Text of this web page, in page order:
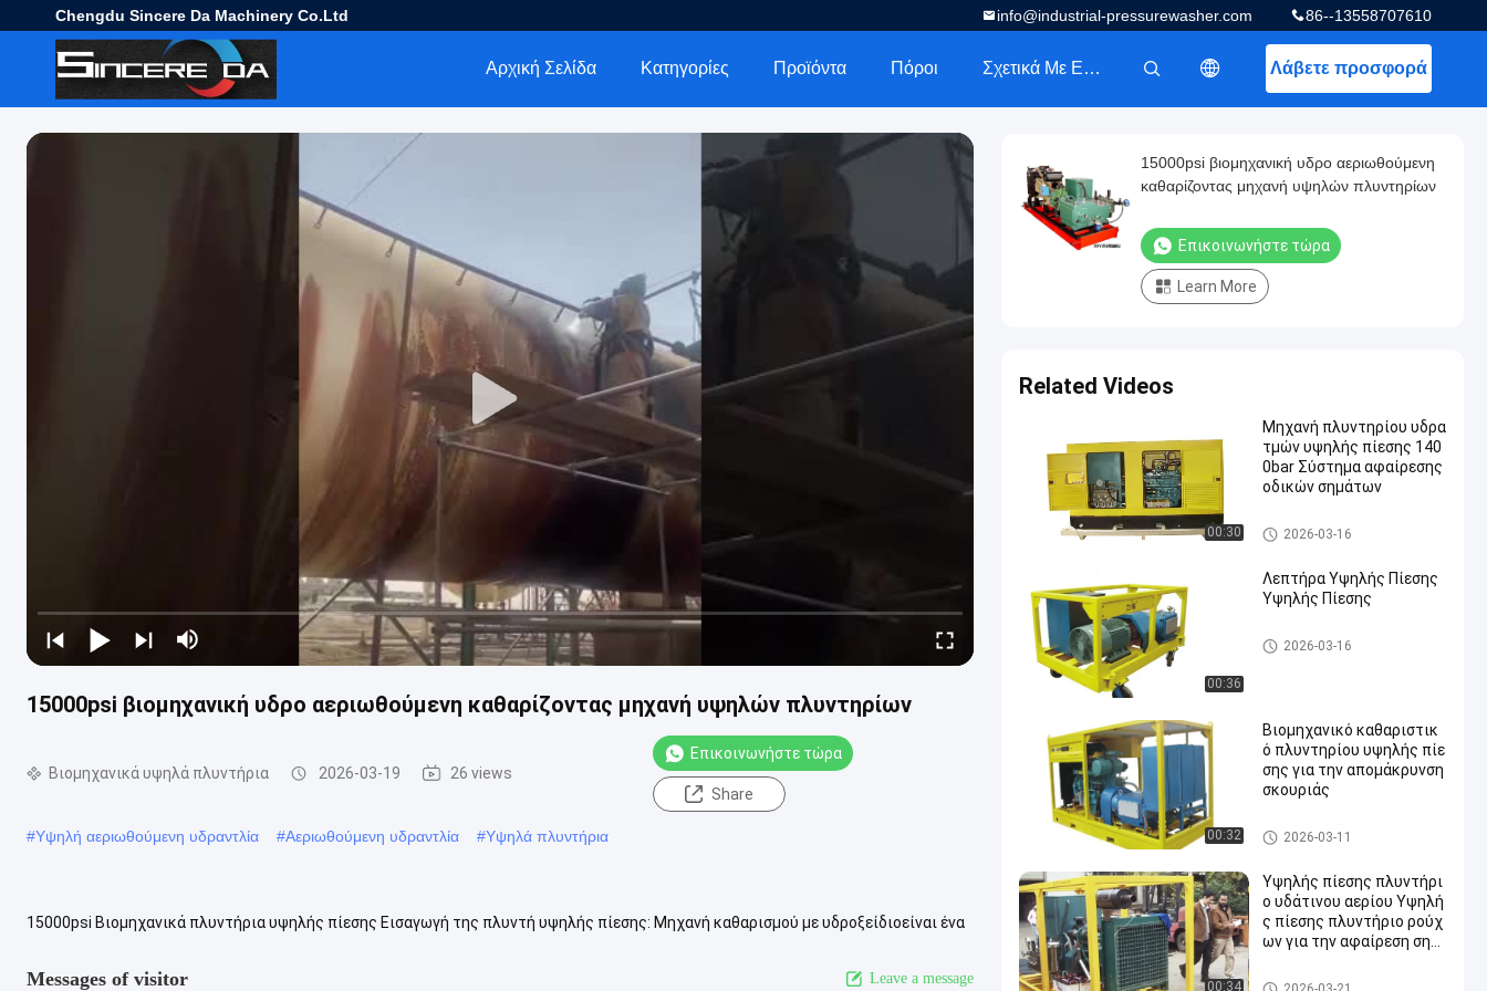
Chengdu Sincere Da Machinery Co.Ltd 86--13558707610
info@industrial-pressurewasher.com
Λάβετε προσφορά
Αρχική Σελίδα Κατηγορίες Προϊόντα Πόροι Σχετικά Με Εμάς
15000psi βιομηχανική υδρο αεριωθούμενη καθαρίζοντας μηχανή υψηλών πλυντηρίων
Βιομηχανικά υψηλά πλυντήρια 2026-03-19 26 views
Επικοινωνήστε τώρα
Share
#Υψηλή αεριωθούμενη υδραντλία #Αεριωθούμενη υδραντλία #Υψηλά πλυντήρια
15000psi Βιομηχανικά πλυντήρια υψηλής πίεσης Εισαγωγή της πλυντή υψηλής πίεσης: Μηχανή καθαρισμού με υδροξείδιοείναι ένα
Messages of visitor Leave a message
15000psi βιομηχανική υδρο αεριωθούμενη
καθαρίζοντας μηχανή υψηλών πλυντηρίων
Επικοινωνήστε τώρα
Learn More
Related Videos
00:30
Μηχανή πλυντηρίου υδρα
τμών υψηλής πίεσης 140
0bar Σύστημα αφαίρεσης
οδικών σημάτων
Βιομηχανικά υψηλά πλυντήρι
α
2026-03-16
00:36
Λεπτήρα Υψηλής Πίεσης
Υψηλής Πίεσης
Βιομηχανικά υψηλά πλυντήρι
α
2026-03-16
00:32
Βιομηχανικό καθαριστικ
ό πλυντηρίου υψηλής πίε
σης για την απομάκρυνση
σκουριάς
Βιομηχανικά υψηλά πλυντήρι
α
2026-03-11
00:34
Υψηλής πίεσης πλυντήρι
ο υδάτινου αερίου Υψηλή
ς πίεσης πλυντήριο ρούχ
ων για την αφαίρεση σημ
Βιομηχανικά υψηλά πλυντήρι